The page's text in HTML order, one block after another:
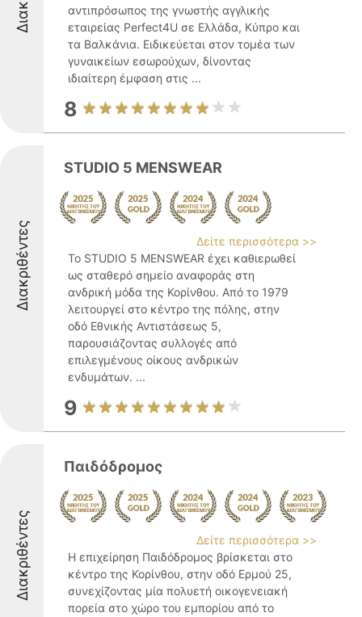
αντιπρόσωπος της γνωστής αγγλικής
εταιρείας Perfect4U σε Ελλάδα, Κύπρο και
τα Βαλκάνια. Ειδικεύεται στον τομέα των
γυναικείων εσωρούχων, δίνοντας
ιδιαίτερη έμφαση στις ...
8
Διακριθέντες
STUDIO 5 MENSWEAR
Δείτε περισσότερα >>
Το STUDIO 5 MENSWEAR έχει καθιερωθεί
ως σταθερό σημείο αναφοράς στη
ανδρική μόδα της Κορίνθου. Από το 1979
λειτουργεί στο κέντρο της πόλης, στην
οδό Εθνικής Αντιστάσεως 5,
παρουσιάζοντας συλλογές από
επιλεγμένους οίκους ανδρικών
ενδυμάτων. ...
9
Διακριθέντες
Παιδόδρομος
Δείτε περισσότερα >>
Η επιχείρηση Παιδόδρομος βρίσκεται στο
κέντρο της Κορίνθου, στην οδό Ερμού 25,
συνεχίζοντας μία πολυετή οικογενειακή
πορεία στο χώρο του εμπορίου από το